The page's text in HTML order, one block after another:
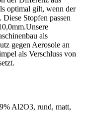
optimal gilt, wenn der
Stopfen passen
als
gegen Aerosole an
als Verschluss von